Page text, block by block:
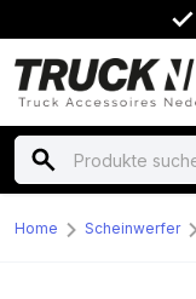
Home Scheinwerfer